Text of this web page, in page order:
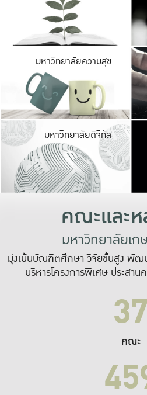
มหาวิทยาลัยความสุข
มหาวิทยาลัยดิจิทัล
คณะและ
มหาวิทยาลัยเ
มุ่งเน้นบัณฑิตศึกษา วิจัยขั้นสูง พัฒน
บริหารโครงการพิเศษ ประสา
37
คณะ